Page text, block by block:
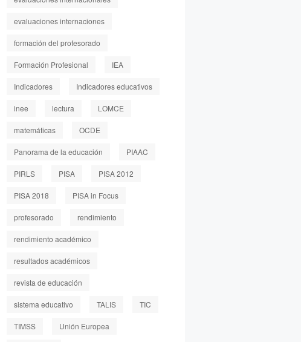
evaluaciones internaciones
formación del profesorado
Formación Profesional IEA
Indicadores Indicadores educativos
inee lectura LOMCE
matemáticas OCDE
Panorama de la educación PIAAC
PIRLS PISA PISA 2012
PISA 2018 PISA in Focus
profesorado rendimiento
rendimiento académico
resultados académicos
revista de educación
sistema educativo TALIS TIC
TIMSS Unión Europea